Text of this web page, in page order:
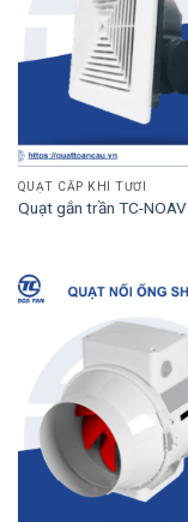
QUẠT CẤP KHÍ TƯƠI
Quạt gắn trần TC-NOAV